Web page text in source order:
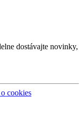
dostávajte novinky,
cookies